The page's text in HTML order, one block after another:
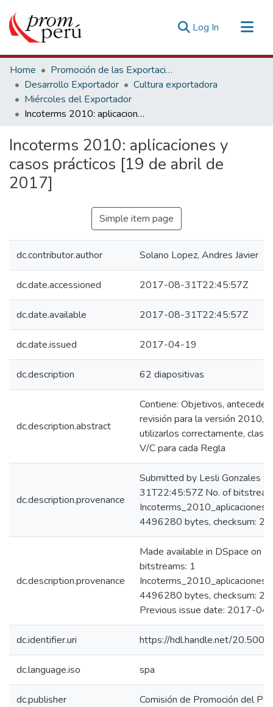
Log In (current)
Communities & Collections
All of DSpace
Statistics
Estadísticas Externas
Home
Promoción de las Exportaciones
Desarrollo Exportador
Cultura exportadora
Miércoles del Exportador
Incoterms 2010: aplicaciones y casos prácticos [19 de abril de 2017]
Incoterms 2010: aplicaciones y
casos prácticos [19 de abril de
2017]
Simple item page
dc.contributor.author Solano Lopez, Andres Javier
dc.date.accessioned 2017-08-31T22:45:57Z
dc.date.available 2017-08-31T22:45:57Z
dc.date.issued 2017-04-19
dc.description 62 diapositivas
dc.description.abstract
Contiene: Objetivos,
revisión para la versión 2010,
utilizarlos correctamente,
V/C para cada Regla
dc.description.provenance
Submitted by Lesli Gonzales
31T22:45:57Z No. of
4496280 bytes, checksum:
dc.description.provenance
Made available in DSpace on
bitstreams: 1
4496280 bytes, checksum:
Previous issue date: 2017-
dc.identifier.uri https://hdl.handle.net/
dc.language.iso spa
dc.publisher Comisión de Promoción del